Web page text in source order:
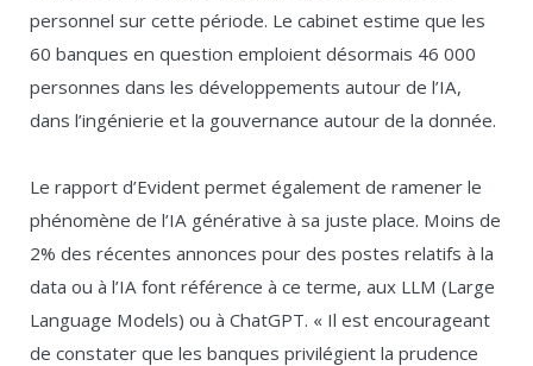
personnel sur cette période. Le cabinet estime que les
60 banques en question emploient désormais 46 000
personnes dans les développements autour de l’IA,
dans l’ingénierie et la gouvernance autour de la donnée.
Le rapport d’Evident permet également de ramener le
phénomène de l’IA générative à sa juste place. Moins de
2% des récentes annonces pour des postes relatifs à la
data ou à l’IA font référence à ce terme, aux LLM (Large
Language Models) ou à ChatGPT. « Il est encourageant
de constater que les banques privilégient la prudence